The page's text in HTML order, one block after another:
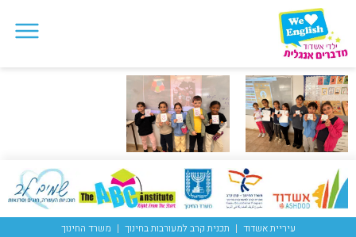
עיריית אשדוד תכנית קרב למעורבות בחינוך
משרד החינוך